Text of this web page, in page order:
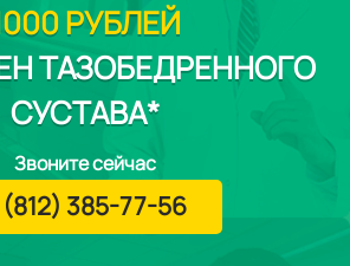
РУБЛЕЙ
ТАЗОБЕДРЕННОГО
СУСТАВА*
Звоните сейчас
385-77-56